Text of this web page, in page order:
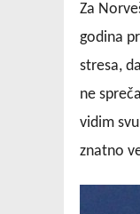
Za
godina
stresa,
ne
vidim
znatno